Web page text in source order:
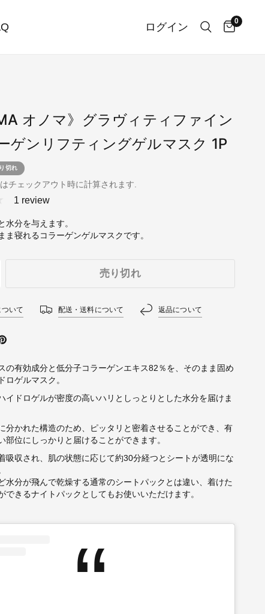
ログイン 0
オノマ》グラヴィティファイン
ゲンリフティングゲルマスク 1P
切れ
はチェックアウト時に計算されます.
1 review
水分を与えます。
ま寝れるコラーゲンゲルマスクです。
売り切れ
いて 配送・送料について 返品について
の有効成分と低分子コラーゲンエキス82％を、そのまま固め
ロゲルマスク。
イドロゲルが密度の高いハリとしっとりとした水分を届けま
分かれた構造のため、ピッタリと密着させることができ、有
部位にしっかりと届けることができます。
吸収され、肌の状態に応じて約30分経つとシートが透明にな
水分が飛んで乾燥する通常のシートパックとは違い、着けた
できるナイトパックとしてもお使いいただけます。